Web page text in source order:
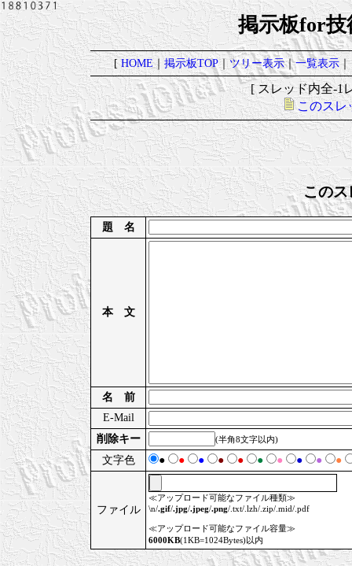
掲示板for技
[HOME｜掲示板TOP｜ツリー表示｜一覧表示｜
[ スレッド内全-
このスレ
このス
題 名
本 文
名 前
E-Mail
削除キー
(半角8文字以内)
文字色 ● ● ● ● ● ● ● ● ● ●
ファイル
≪アップロード可能なファイル種類≫
\n/.gif/.jpg/.jpeg/.png/.txt/.lzh/.zip/.mid/.pdf
≪アップロード可能なファイル容量≫
6000KB(1KB=1024Bytes)以内